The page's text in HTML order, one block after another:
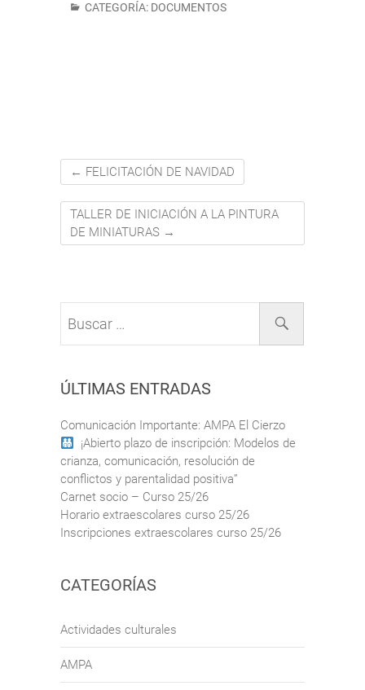
CATEGORÍA: DOCUMENTOS
← FELICITACIÓN DE NAVIDAD
TALLER DE INICIACIÓN A LA PINTURA
DE MINIATURAS →
ÚLTIMAS ENTRADAS
Comunicación Importante: AMPA El Cierzo
¡Abierto plazo de inscripción: Modelos de
crianza, comunicación, resolución de
conflictos y parentalidad positiva”
Carnet socio – Curso 25/26
Horario extraescolares curso 25/26
Inscripciones extraescolares curso 25/26
CATEGORÍAS
Actividades culturales
AMPA